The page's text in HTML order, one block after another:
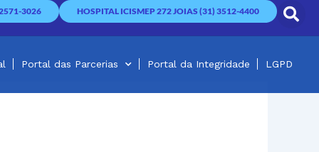
3026 HOSPITAL ICISMEP 272 JOIAS (31) 3512-4400
Portal das Parcerias Portal da Integridade LGPD